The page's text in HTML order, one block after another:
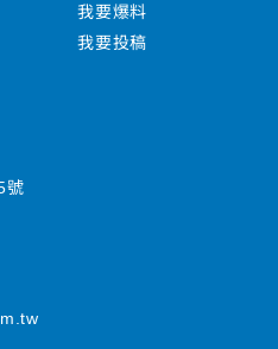
我要爆料
我要投稿
號